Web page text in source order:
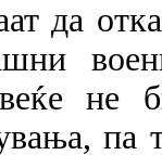
да
веќе
па